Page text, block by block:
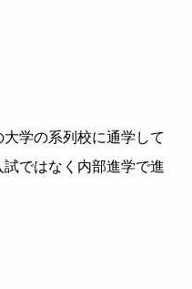
学の系列校に通学して
ではなく内部進学で進